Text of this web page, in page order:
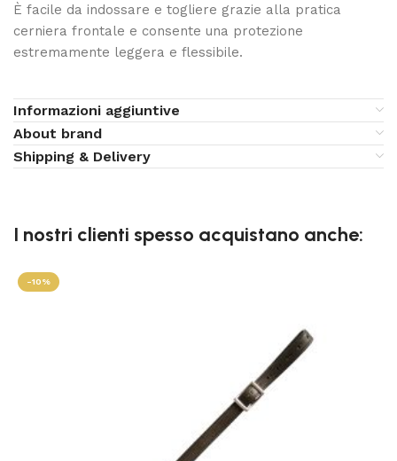
È facile da indossare e togliere grazie alla pratica
cerniera frontale e consente una protezione
estremamente leggera e flessibile.
Informazioni aggiuntive
About brand
Shipping & Delivery
I nostri clienti spesso acquistano anche:
-10%